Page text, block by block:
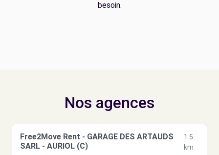
besoin.
Nos agences
Free2Move Rent - GARAGE DES ARTAUDS
SARL - AURIOL (C)
1.5
km